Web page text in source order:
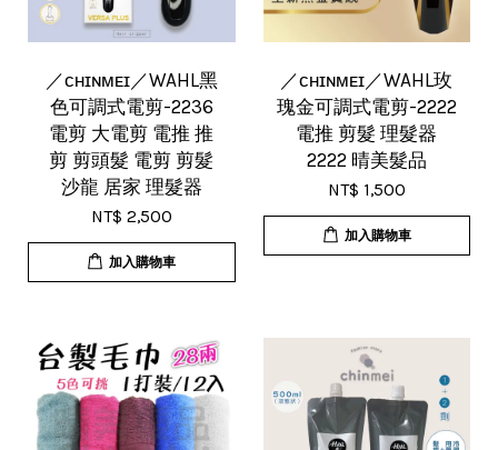
／ᴄʜɪɴᴍᴇɪ／WAHL黑
色可調式電剪-2236
電剪 大電剪 電推 推
剪 剪頭髮 電剪 剪髮
沙龍 居家 理髮器
NT$ 2,500
加入購物車
／ᴄʜɪɴᴍᴇɪ／WAHL玫
瑰金可調式電剪-2222
電推 剪髮 理髮器
2222 晴美髮品
NT$ 1,500
加入購物車